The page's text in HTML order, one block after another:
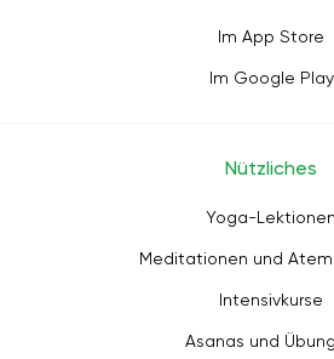
Im App Store
Im Google Play
Nützliches
Yoga-Lektionen
Meditationen und
Intensivkurse
Asanas und